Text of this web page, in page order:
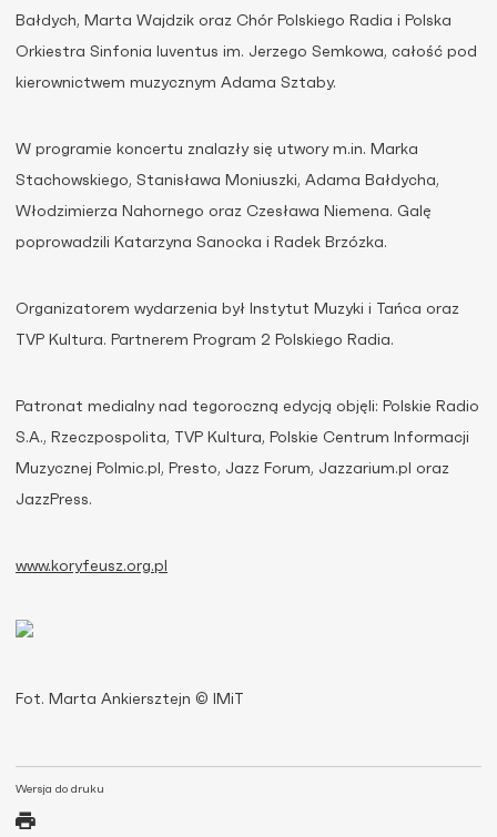
Wersja do druku
Bałdych, Marta Wajdzik oraz Chór Polskiego Radia i Polska
Orkiestra Sinfonia Iuventus im. Jerzego Semkowa, całość pod
kierownictwem muzycznym Adama Sztaby.
W programie koncertu znalazły się utwory m.in. Marka
Stachowskiego, Stanisława Moniuszki, Adama Bałdycha,
Włodzimierza Nahornego oraz Czesława Niemena. Galę
poprowadzili Katarzyna Sanocka i Radek Brzózka.
Organizatorem wydarzenia był Instytut Muzyki i Tańca oraz
TVP Kultura. Partnerem Program 2 Polskiego Radia.
Patronat medialny nad tegoroczną edycją objęli: Polskie Radio
S.A., Rzeczpospolita, TVP Kultura, Polskie Centrum Informacji
Muzycznej Polmic.pl, Presto, Jazz Forum, Jazzarium.pl oraz
JazzPress.
www.koryfeusz.org.pl
Fot. Marta Ankiersztejn © IMiT